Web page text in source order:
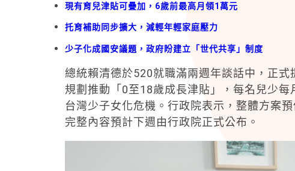
現有育兒津貼可疊加，6歲前最高月領1萬元
托育補助同步擴大，減輕年輕家庭壓力
少子化成國安議題，政府盼建立「世代共享」制度
總統賴清德於520就職滿兩週年談話中，正
規劃推動「0至18歲成長津貼」，每名兒少
台灣少子女化危機。行政院表示，整體方案
完整內容預計下週由行政院正式公布。